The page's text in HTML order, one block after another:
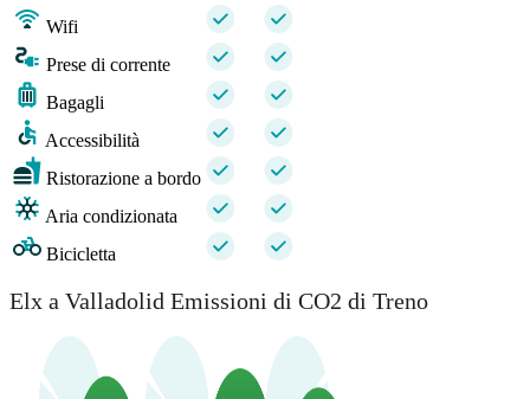
Wifi
Prese di corrente
Bagagli
Accessibilità
Ristorazione a bordo
Aria condizionata
Bicicletta
Elx a Valladolid Emissioni di CO2 di Treno